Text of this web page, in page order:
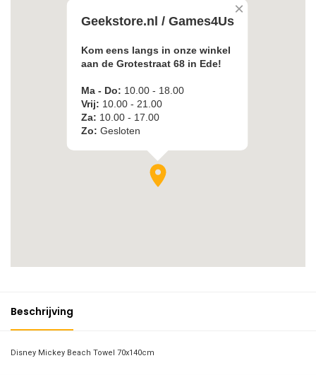
Beschrijving
Disney Mickey Beach Towel 70x140cm